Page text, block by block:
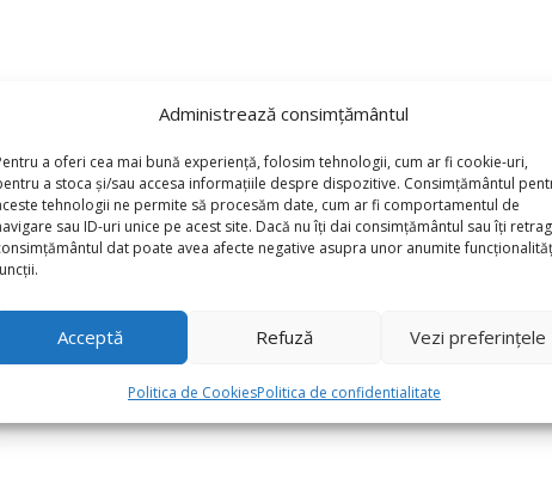
Administrează consimțământul
a oferi cea mai bună experiență, folosim tehnologii, cum ar fi cookie-uri,
a stoca și/sau accesa informațiile despre dispozitive. Consimțământul
tehnologii ne permite să procesăm date, cum ar fi comportamentul de
sau ID-uri unice pe acest site. Dacă nu îți dai consimțământul sau îți
dat poate avea afecte negative asupra unor anumite
Acceptă Refuză Vezi preferințele
Politica de CookiesPolitica de confidentialitate
Latex Macaron 30cm, Albastru,Blue”
sunt marcate cu